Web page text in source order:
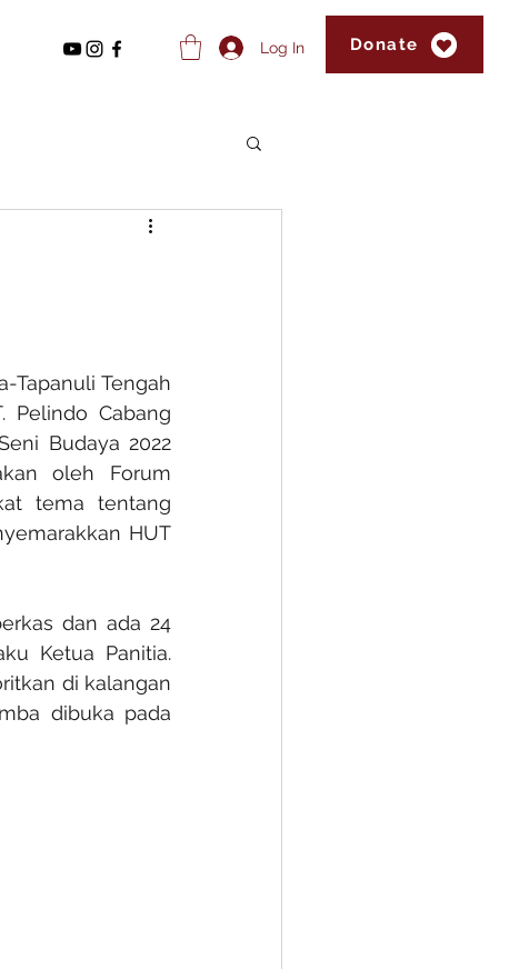
Log In Donate
Tapanuli Tengah
Pelindo Cabang
Budaya 2022
oleh Forum
tema tentang
HUT
dan ada 24
Ketua Panitia.
di kalangan
dibuka pada